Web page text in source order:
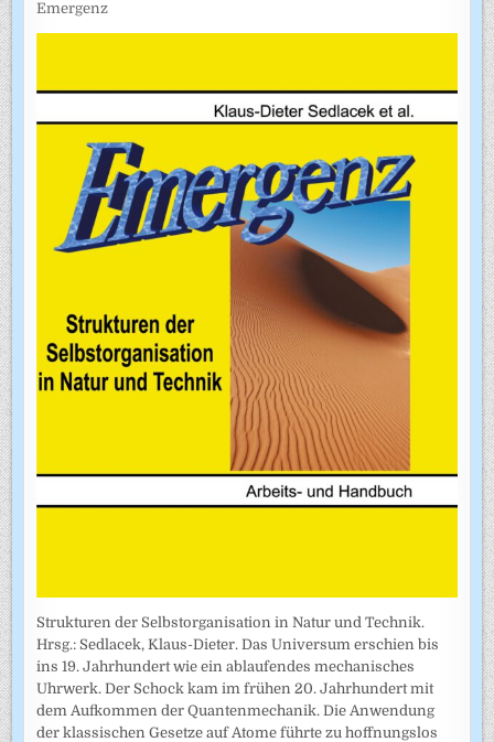
Emergenz
Strukturen der Selbstorganisation in Natur und Technik.
Hrsg.: Sedlacek, Klaus-Dieter. Das Universum erschien bis
ins 19. Jahrhundert wie ein ablaufendes mechanisches
Uhrwerk. Der Schock kam im frühen 20. Jahrhundert mit
dem Aufkommen der Quantenmechanik. Die Anwendung
der klassischen Gesetze auf Atome führte zu hoffnungslos